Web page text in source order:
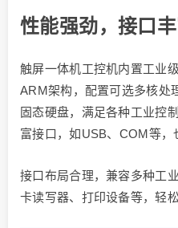
性能强劲，接口
触屏一体机工控机内置工业
ARM架构，配置可选多核处
固态硬盘，满足各种工业控
富接口，如USB、COM等，
接口布局合理，兼容多种工
卡读写器、打印设备等，轻